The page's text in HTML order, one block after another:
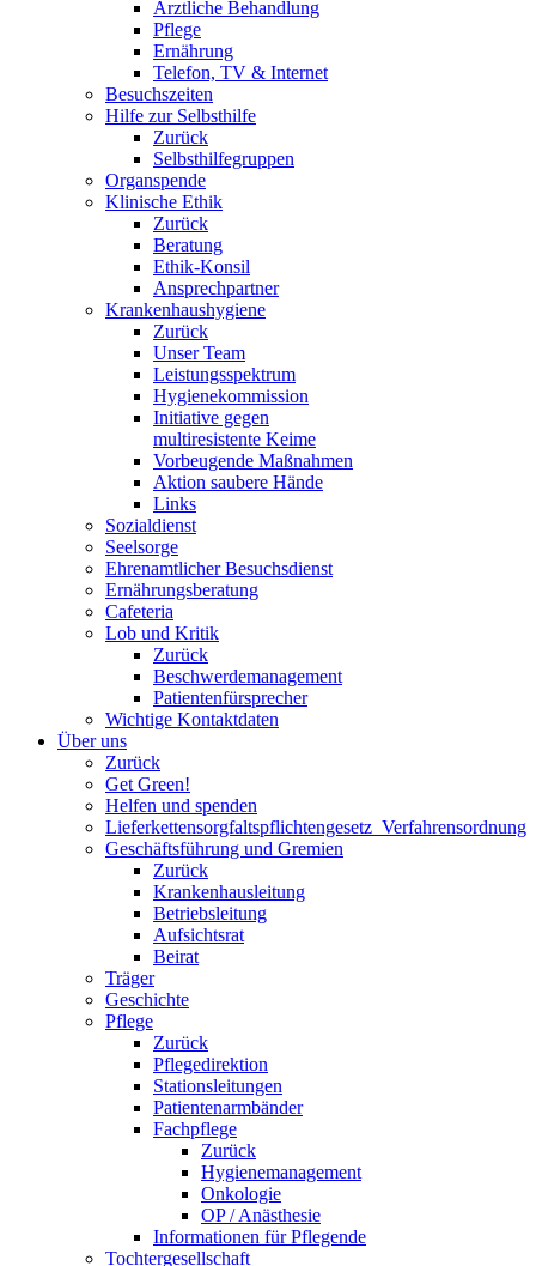
Ärztliche Behandlung
Pflege
Ernährung
Telefon, TV & Internet
Besuchszeiten
Hilfe zur Selbsthilfe
Zurück
Selbsthilfegruppen
Organspende
Klinische Ethik
Zurück
Beratung
Ethik-Konsil
Ansprechpartner
Krankenhaushygiene
Zurück
Unser Team
Leistungsspektrum
Hygienekommission
Initiative gegen
multiresistente Keime
Vorbeugende Maßnahmen
Aktion saubere Hände
Links
Sozialdienst
Seelsorge
Ehrenamtlicher Besuchsdienst
Ernährungsberatung
Cafeteria
Lob und Kritik
Zurück
Beschwerdemanagement
Patientenfürsprecher
Wichtige Kontaktdaten
Über uns
Zurück
Get Green!
Helfen und spenden
Lieferkettensorgfaltspflichtengesetz_Verfahrensordnung
Geschäftsführung und Gremien
Zurück
Krankenhausleitung
Betriebsleitung
Aufsichtsrat
Beirat
Träger
Geschichte
Pflege
Zurück
Pflegedirektion
Stationsleitungen
Patientenarmbänder
Fachpflege
Zurück
Hygienemanagement
Onkologie
OP / Anästhesie
Informationen für Pflegende
Tochtergesellschaft